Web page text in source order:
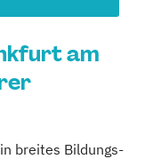
am
breites Bildungs-